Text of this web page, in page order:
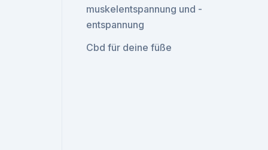
muskelentspannung und -
entspannung
Cbd für deine füße